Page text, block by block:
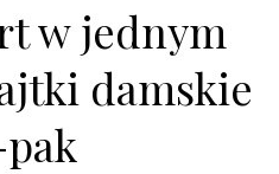
w jednym
damskie